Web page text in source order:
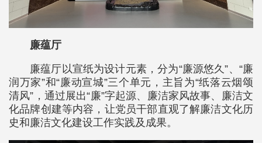
廉蕴厅
廉蕴厅以宣纸为设计元素，分为“廉源悠久”、“廉
润万家”和“廉动宣城”三个单元，主旨为“纸落云烟颂
清风”，通过展出“廉”字起源、廉洁家风故事、廉洁文
化品牌创建等内容，让党员干部直观了解廉洁文化历
史和廉洁文化建设工作实践及成果。